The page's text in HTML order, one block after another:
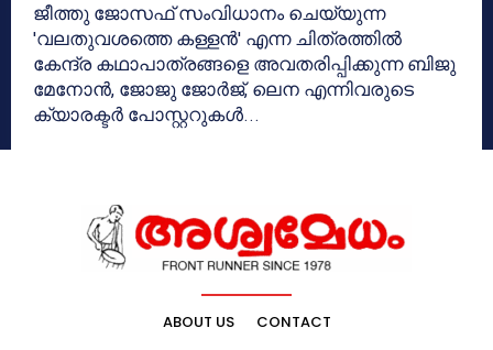
ജീത്തു ജോസഫ് സംവിധാനം ചെയ്യുന്ന
'വലതുവശത്തെ കള്ളൻ' എന്ന ചിത്രത്തിൽ
കേന്ദ്ര കഥാപാത്രങ്ങളെ അവതരിപ്പിക്കുന്ന ബിജു
മേനോൻ, ജോജു ജോര്‍ജ്, ലെന എന്നിവരുടെ
ക്യാരക്ടർ പോസ്റ്ററുകള്‍...
ABOUT US CONTACT